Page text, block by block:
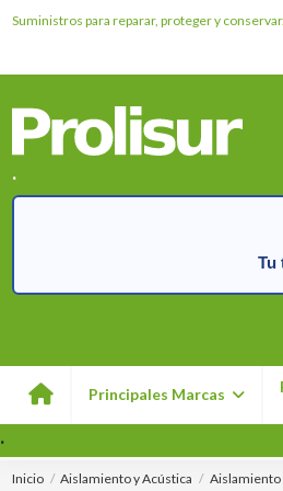
Suministros para reparar, proteger y conservar.
.
Tu
Principales Marcas
.
Inicio Aislamiento y Acústica